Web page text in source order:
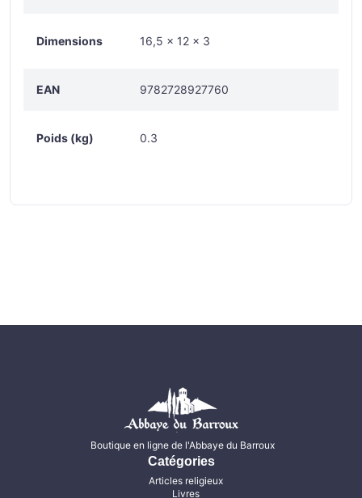
Dimensions 16,5 × 12 × 3
EAN 9782728927760
Poids (kg) 0.3
Boutique en ligne de l'Abbaye du Barroux
Catégories
Articles religieux
Livres